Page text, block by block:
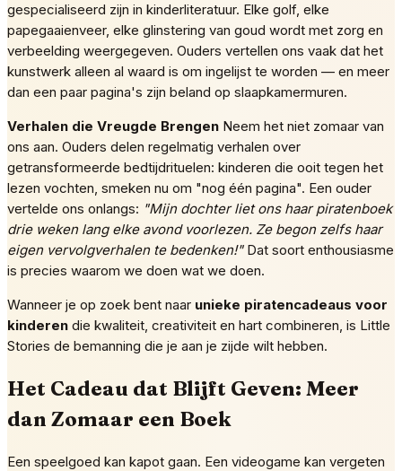
gespecialiseerd zijn in kinderliteratuur. Elke golf, elke
papegaaienveer, elke glinstering van goud wordt met zorg en
verbeelding weergegeven. Ouders vertellen ons vaak dat het
kunstwerk alleen al waard is om ingelijst te worden — en meer
dan een paar pagina's zijn beland op slaapkamermuren.
Verhalen die Vreugde Brengen Neem het niet zomaar van
ons aan. Ouders delen regelmatig verhalen over
getransformeerde bedtijdrituelen: kinderen die ooit tegen het
lezen vochten, smeken nu om "nog één pagina". Een ouder
vertelde ons onlangs: "Mijn dochter liet ons haar piratenboek
drie weken lang elke avond voorlezen. Ze begon zelfs haar
eigen vervolgverhalen te bedenken!"Dat soort enthousiasme
is precies waarom we doen wat we doen.
Wanneer je op zoek bent naar unieke piratencadeaus voor
kinderen die kwaliteit, creativiteit en hart combineren, is Little
Stories de bemanning die je aan je zijde wilt hebben.
Het Cadeau dat Blijft Geven: Meer
dan Zomaar een Boek
Een speelgoed kan kapot gaan. Een videogame kan vergeten